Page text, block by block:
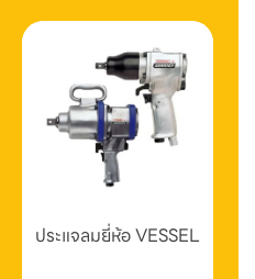
ประแจลมยี่ห้อ VESSEL